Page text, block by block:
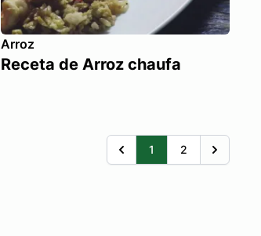
Arroz
Receta de Arroz chaufa
1 2